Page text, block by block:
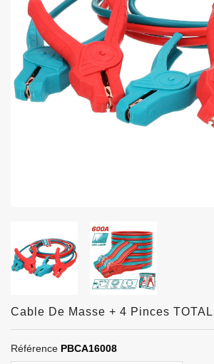
Cable De Masse + 4 Pinces TOTAL
Référence PBCA16008